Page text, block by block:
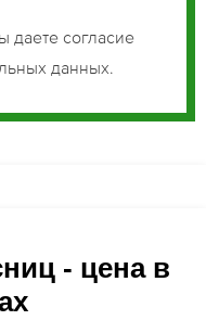
даете согласие
данных.
- цена в